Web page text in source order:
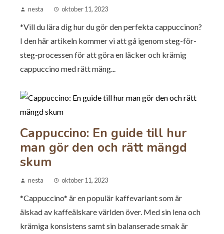
nesta oktober 11, 2023
*Vill du lära dig hur du gör den perfekta cappuccinon?
I den här artikeln kommer vi att gå igenom steg-för-
steg-processen för att göra en läcker och krämig
cappuccino med rätt mäng...
Cappuccino: En guide till hur
man gör den och rätt mängd
skum
nesta oktober 11, 2023
*Cappuccino* är en populär kaffevariant som är
älskad av kaffeälskare världen över. Med sin lena och
krämiga konsistens samt sin balanserade smak är